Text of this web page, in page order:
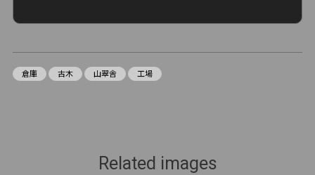
倉庫 古木 山翠舎 工場
Related images